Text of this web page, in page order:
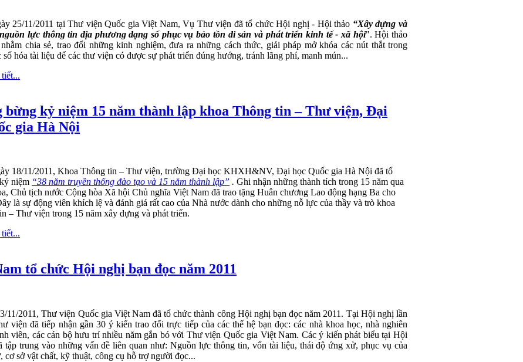
25/11/2011 tại Thư viện Quốc gia Việt Nam, Vụ Thư viện đã tổ chức Hội nghị - Hội thảo “Xây dựng và
lực thông tin địa phương dạng số phục vụ bảo tồn di sản và phát triển kinh tế - xã hội". Hội thảo
chia sẻ, trao đổi những kinh nghiệm, đưa ra những cách thức, giải pháp mở khóa các nút thắt trong
số hóa tài liệu để các thư viện có được sự phát triển đúng hướng, tránh lãng phí, manh mún...
bừng kỷ niệm 15 năm thành lập khoa Thông tin – Thư viện, Đại
gia Hà Nội
18/11/2011, Khoa Thông tin – Thư viện, trường Đại học KHXH&NV, Đại học Quốc gia Hà Nội đã tổ
niệm “38 năm truyền thống đào tạo và 15 năm thành lập” . Ghi nhận những thành tích trong 15 năm qua
Chủ tịch nước Cộng hòa Xã hội Chủ nghĩa Việt Nam đã trao tặng Huân chương Lao động hạng Ba cho
là sự động viên khích lệ và đánh giá rất cao của Nhà nước dành cho những nỗ lực của thầy và trò khoa
– Thư viện trong 15 năm xây dựng và phát triển.
tổ chức Hội nghị bạn đọc năm 2011
11/2011, Thư viện Quốc gia Việt Nam đã tổ chức thành công Hội nghị bạn đọc năm 2011. Tại Hội nghị lần
viện đã tiếp nhận gần 30 ý kiến trao đổi trực tiếp của các thế hệ bạn đọc: các nhà khoa học, nhà nghiên
viên, các cán bộ hưu trí nhiều năm gắn bó với Thư viện Quốc gia Việt Nam. Các ý kiến phát biểu tại Hội
tập trung vào những vấn đề liên quan như: Nguồn lực thông tin, vốn tài liệu, thái độ ứng xử, phục vụ của
cơ sở vật chất, kỹ thuật, công cụ hỗ trợ người đọc...